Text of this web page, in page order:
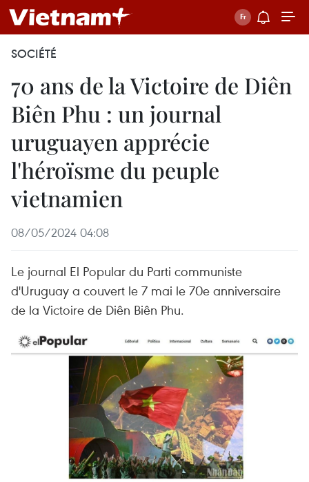
SOCIÉTÉ
70 ans de la Victoire de Diên
Biên Phu : un journal
uruguayen apprécie
l'héroïsme du peuple
vietnamien
08/05/2024 04:08
Le journal El Popular du Parti communiste
d'Uruguay a couvert le 7 mai le 70e anniversaire
de la Victoire de Diên Biên Phu.